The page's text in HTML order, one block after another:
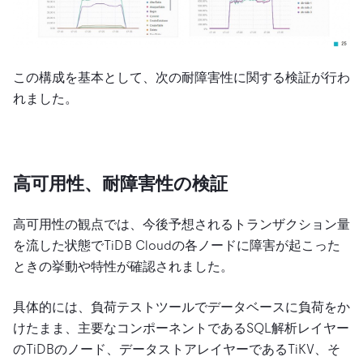
この構成を基本として、次の耐障害性に関する検証が行わ
れました。
高可用性、耐障害性の検証
高可用性の観点では、今後予想されるトランザクション量
を流した状態でTiDB Cloudの各ノードに障害が起こった
ときの挙動や特性が確認されました。
具体的には、負荷テストツールでデータベースに負荷をか
けたまま、主要なコンポーネントであるSQL解析レイヤー
のTiDBのノード、データストアレイヤーであるTiKV、そ